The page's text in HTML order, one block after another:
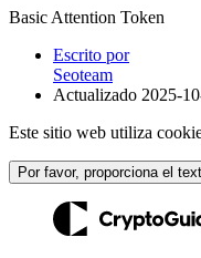
Basic Attention Token
Escrito por
Seoteam
Actualizado 2025-
Este sitio web utiliza
Por favor, proporciona el